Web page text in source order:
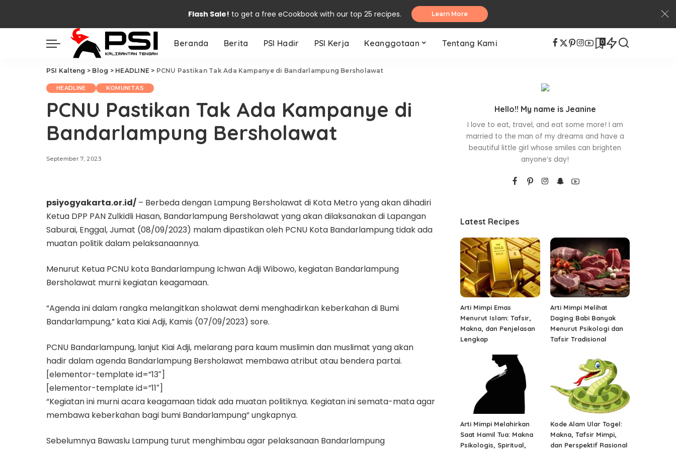
Flash Sale! to get a free eCookbook with our top 25 recipes. Learn More
Beranda Berita PSI Hadir PSI Kerja Keanggotaan Tentang Kami 0
PSI Kalteng > Blog > HEADLINE > PCNU Pastikan Tak Ada Kampanye di Bandarlampung Bersholawat
HEADLINE KOMUNITAS
PCNU Pastikan Tak Ada Kampanye di
Bandarlampung Bersholawat
September 7, 2023
psiyogyakarta.or.id/ – Berbeda dengan Lampung Bersholawat di Kota Metro yang akan dihadiri
Ketua DPP PAN Zulkidli Hasan, Bandarlampung Bersholawat yang akan dilaksanakan di Lapangan
Saburai, Enggal, Jumat (08/09/2023) malam dipastikan oleh PCNU Kota Bandarlampung tidak ada
muatan politik dalam pelaksanaannya.
Menurut Ketua PCNU kota Bandarlampung Ichwan Adji Wibowo, kegiatan Bandarlampung
Bersholawat murni kegiatan keagamaan.
“Agenda ini dalam rangka melangitkan sholawat demi menghadirkan keberkahan di Bumi
Bandarlampung,” kata Kiai Adji, Kamis (07/09/2023) sore.
PCNU Bandarlampung, lanjut Kiai Adji, melarang para kaum muslimin dan muslimat yang akan
hadir dalam agenda Bandarlampung Bersholawat membawa atribut atau bendera partai.
[elementor-template id=”13″]
[elementor-template id=”11″]
“Kegiatan ini murni acara keagamaan tidak ada muatan politiknya. Kegiatan ini semata-mata agar
membawa keberkahan bagi bumi Bandarlampung” ungkapnya.
Sebelumnya Bawaslu Lampung turut menghimbau agar pelaksanaan Bandarlampung
Hello!! My name is Jeanine
I love to eat, travel, and eat some more! I am
married to the man of my dreams and have a
beautiful little girl whose smiles can brighten
anyone’s day!
Latest Recipes
Arti Mimpi Emas
Menurut Islam: Tafsir,
Makna, dan Penjelasan
Lengkap
Arti Mimpi Melihat
Daging Babi Banyak
Menurut Psikologi dan
Tafsir Tradisional
Arti Mimpi Melahirkan
Saat Hamil Tua: Makna
Psikologis, Spiritual,
Kode Alam Ular Togel:
Makna, Tafsir Mimpi,
dan Perspektif Rasional